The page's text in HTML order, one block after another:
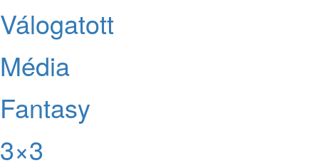
Válogatott
Média
Fantasy
3×3